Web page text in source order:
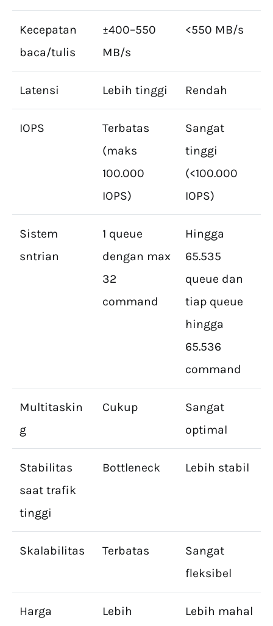
Kecepatan
baca/tulis
±400–550
MB/s
<550 MB/s
Latensi Lebih tinggi Rendah
IOPS
Terbatas
(maks
100.000
IOPS)
Sangat
tinggi
(<100.000
IOPS)
Sistem
sntrian
1 queue
dengan max
32
command
Hingga
65.535
queue dan
tiap queue
hingga
65.536
command
Multitaskin
g
Cukup
Sangat
optimal
Stabilitas
saat trafik
tinggi
Bottleneck Lebih stabil
Skalabilitas Terbatas
Sangat
fleksibel
Harga
Lebih
Lebih mahal